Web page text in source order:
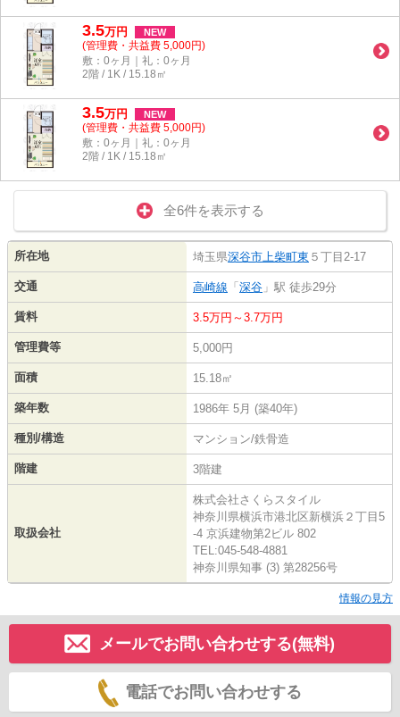
3.5万円 NEW
(管理費・共益費 5,000円)
敷：0ヶ月｜礼：0ヶ月
2階 / 1K / 15.18㎡
3.5万円 NEW
(管理費・共益費 5,000円)
敷：0ヶ月｜礼：0ヶ月
2階 / 1K / 15.18㎡
全6件を表示する
所在地 埼玉県深谷市上柴町東 ５丁目2-17
交通 高崎線 「 深谷 」駅 徒歩29分
賃料 3.5万円～3.7万円
管理費等 5,000円
面積 15.18㎡
築年数 1986年 5月 (築40年)
種別/構造 マンション/鉄骨造
階建 3階建
取扱会社
株式会社さくらスタイル
神奈川県横浜市港北区新横浜２丁目5
-4 京浜建物第2ビル 802
TEL:045-548-4881
神奈川県知事 (3) 第28256号
情報の見方
メールでお問い合わせする(無料)
電話でお問い合わせする